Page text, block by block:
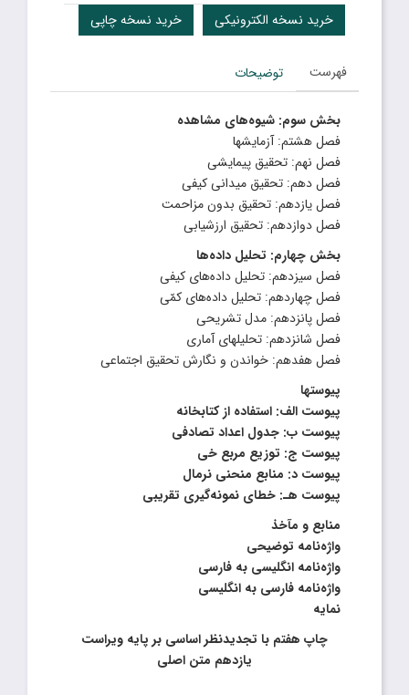
خرید نسخه چاپی
خرید نسخه الکترونیکی
فهرست توضیحات
بخش سوم: شیوه‌های مشاهده
فصل هشتم: آزمایشها
فصل نهم: تحقیق پیمایشی
فصل دهم: تحقیق میدانی کیفی
فصل یازدهم: تحقیق بدون مزاحمت
فصل دوازدهم: تحقیق ارزشیابی
بخش چهارم: تحلیل داده‌ها
فصل سیزدهم: تحلیل داده‌های کیفی
فصل چهاردهم: تحلیل داده‌های کمّی
فصل پانزدهم: مدل تشریحی
فصل شانزدهم: تحلیلهای آماری
فصل هفدهم: خواندن و نگارش تحقیق اجتماعی
پیوستها
پیوست الف: استفاده از کتابخانه
پیوست ب: جدول اعداد تصادفی
پیوست ج: توزیع مربع خی
پیوست د: منابع منحنی نرمال
پیوست هـ: خطای نمونه‌گیری تقریبی
منابع و مآخذ
واژه‌نامه توضیحی
واژه‌نامه انگلیسی به فارسی
واژه‌نامه فارسی به انگلیسی
نمایه
چاپ هفتم با تجدیدنظر اساسی بر پایه ویراست
یازدهم متن اصلی